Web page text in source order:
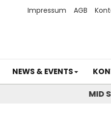
Impressum AGB
NEWS & EVENTS
MID